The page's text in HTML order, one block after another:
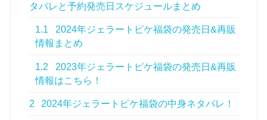
タバレと予約発売日スケジュールまとめ
1.1
2024年ジェラートピケ福袋の発売日&再販
情報まとめ
1.2
2023年ジェラートピケ福袋の発売日&再販
情報はこちら！
2 2024年ジェラートピケ福袋の中身ネタバレ！